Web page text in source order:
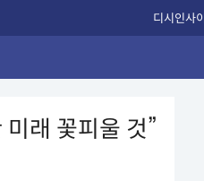
디시인사
래 꽃피울 것”